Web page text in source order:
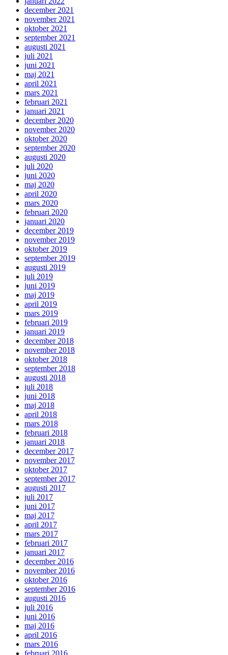
december 2021
november 2021
oktober 2021
september 2021
augusti 2021
juli 2021
juni 2021
maj 2021
april 2021
mars 2021
februari 2021
januari 2021
december 2020
november 2020
oktober 2020
september 2020
augusti 2020
juli 2020
juni 2020
maj 2020
april 2020
mars 2020
februari 2020
januari 2020
december 2019
november 2019
oktober 2019
september 2019
augusti 2019
juli 2019
juni 2019
maj 2019
april 2019
mars 2019
februari 2019
januari 2019
december 2018
november 2018
oktober 2018
september 2018
augusti 2018
juli 2018
juni 2018
maj 2018
april 2018
mars 2018
februari 2018
januari 2018
december 2017
november 2017
oktober 2017
september 2017
augusti 2017
juli 2017
juni 2017
maj 2017
april 2017
mars 2017
februari 2017
januari 2017
december 2016
november 2016
oktober 2016
september 2016
augusti 2016
juli 2016
juni 2016
maj 2016
april 2016
mars 2016
februari 2016